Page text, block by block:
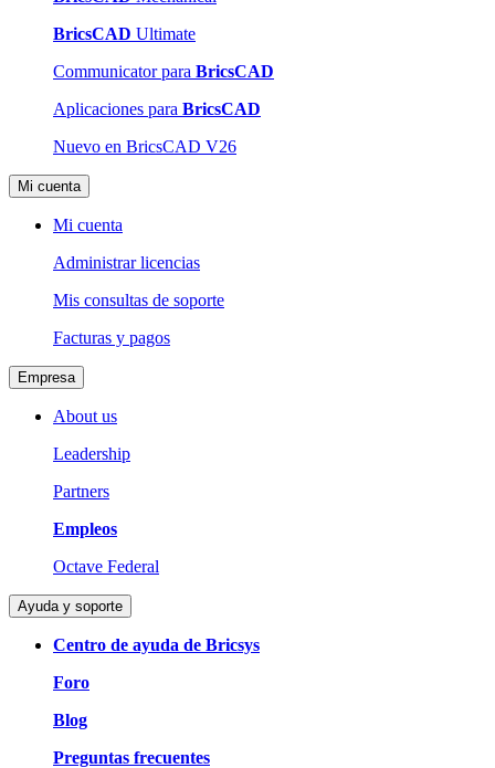
BricsCAD Ultimate
Communicator para BricsCAD
Aplicaciones para BricsCAD
Nuevo en BricsCAD V26
Mi cuenta
Mi cuenta
Administrar licencias
Mis consultas de soporte
Facturas y pagos
Empresa
About us
Leadership
Partners
Empleos
Octave Federal
Ayuda y soporte
Centro de ayuda de Bricsys
Foro
Blog
Preguntas frecuentes